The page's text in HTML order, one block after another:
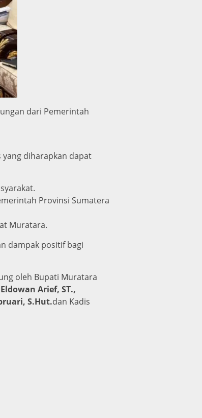
dari Pemerintah
diharapkan dapat
Provinsi Sumatera
Muratara.
dampak positif bagi
oleh Bupati Muratara
Eldowan Arief, ST.,
S.Hut.dan Kadis